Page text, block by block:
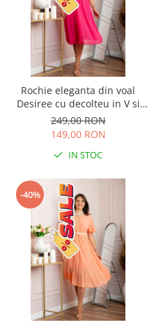
Rochie eleganta din voal
Desiree cu decolteu in V si
curea - Ciclam
249,00 RON
149,00 RON
IN STOC
-40%